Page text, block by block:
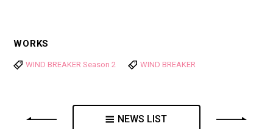
WORKS
WIND BREAKER Season 2 WIND BREAKER
NEWS LIST